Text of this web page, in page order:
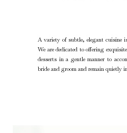
A variety of subtle, elegant cuisine
We are dedicated to offering
desserts in a gentle manner to
bride and groom and remain quietly